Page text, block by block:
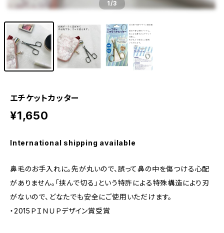
1/3
エチケットカッター
¥1,650
International shipping available
鼻毛のお手入れに。先が丸いので、誤って鼻の中を傷つける心配
がありません。「挟んで切る」という特許による特殊構造により刃
がないので、どなたでも安全にご使用いただけます。
・2015ＰＩＮＵＰデザイン賞受賞